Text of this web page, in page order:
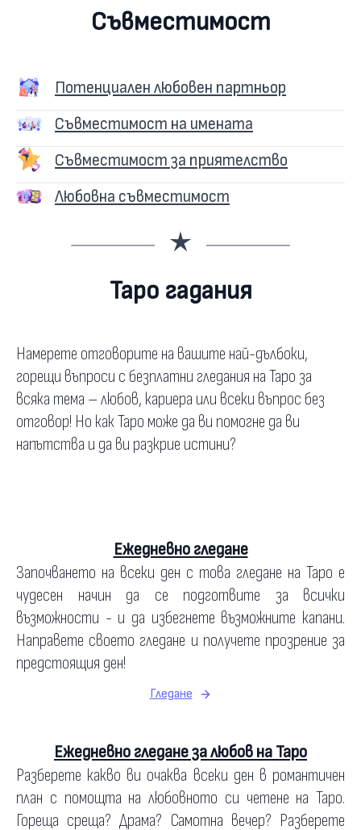
Съвместимост
Потенциален любовен партньор
Съвместимост на имената
Съвместимост за приятелство
Любовна съвместимост
Таро гадания
Намерете отговорите на вашите най-дълбоки,
горещи въпроси с безплатни гледания на Таро за
всяка тема – любов, кариера или всеки въпрос без
отговор! Но как Таро може да ви помогне да ви
напътства и да ви разкрие истини?
Ежедневно гледане
Започването на всеки ден с това гледане на Таро е
чудесен начин да се подготвите за всички
възможности - и да избегнете възможните капани.
Направете своето гледане и получете прозрение за
предстоящия ден!
Гледане
Ежедневно гледане за любов на Таро
Разберете какво ви очаква всеки ден в романтичен
план с помощта на любовното си четене на Таро.
Гореща среща? Драма? Самотна вечер? Разберете